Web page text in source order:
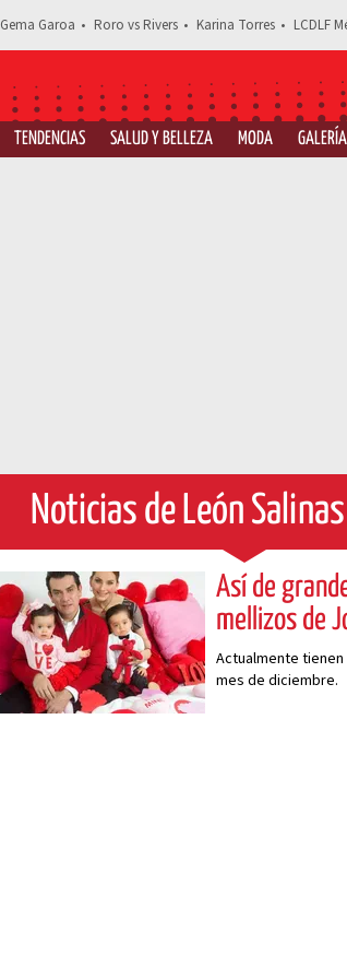
Gema Garoa Roro vs Rivers Karina Torres LCDLF
TENDENCIAS SALUD Y BELLEZA MODA
Noticias de León
Así de
mellizos de
Actualmente
mes de diciembre.